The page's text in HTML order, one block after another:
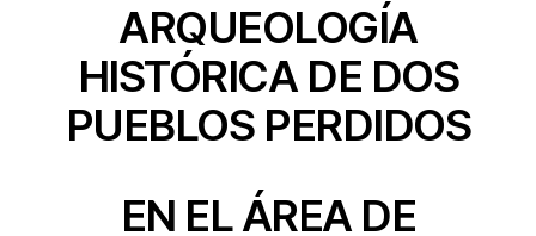
ARQUEOLOGÍA
HISTÓRICA DE DOS
PUEBLOS PERDIDOS
EN EL ÁREA DE